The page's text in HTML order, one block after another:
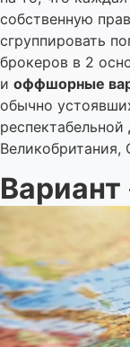
собственную
сгруппировать
брокеров в 2
и оффшорные
обычно